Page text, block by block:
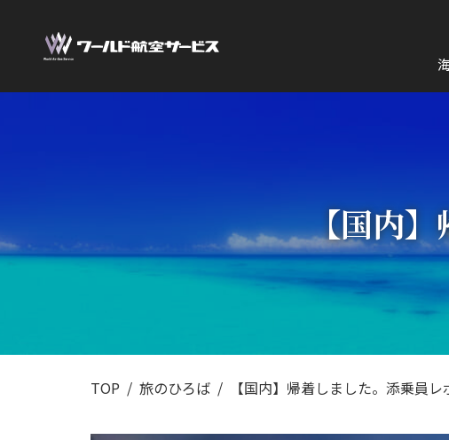
【国内】
TOP 旅のひろば 【国内】帰着しました。添乗員レ